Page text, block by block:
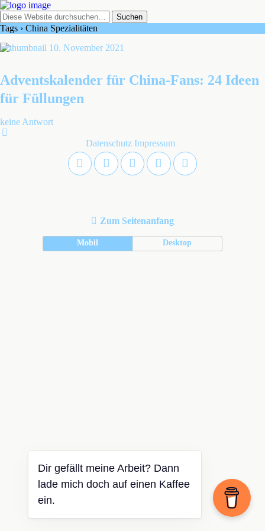
Tags › China Spezialitäten
10. November 2021
Adventskalender für China-Fans: 24 Ideen
für Füllungen
keine Antwort
Datenschutz Impressum
Zum Seitenanfang
Mobil Desktop
Dir gefällt meine Arbeit? Dann
lade mich doch auf einen Kaffee
ein.